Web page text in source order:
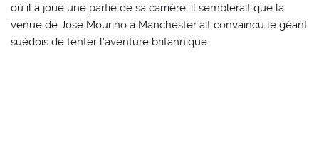
où il a joué une partie de sa carrière, il semblerait que la
venue de José Mourino à Manchester ait convaincu le géant
suédois de tenter l’aventure britannique.